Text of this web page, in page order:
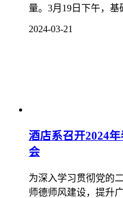
量。3月19日下午，
2024-03-21
酒店系召开2024
会
为深入学习贯彻党的
师德师风建设，提升